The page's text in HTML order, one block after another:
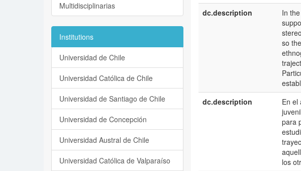
dc.description
In
so
dc.description
En el
para
los
Multidisciplinarias
Institutions
Universidad de Chile
Universidad Católica de Chile
Universidad de Santiago de Chile
Universidad de Concepción
Universidad Austral de Chile
Universidad Católica de Valparaíso